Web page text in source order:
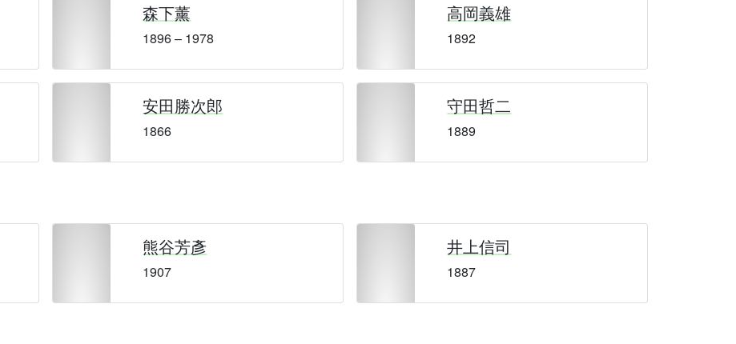
森下薰
1896 – 1978
高岡義雄
1892
安田勝次郎
1866
守田哲二
1889
熊谷芳彥
1907
井上信司
1887